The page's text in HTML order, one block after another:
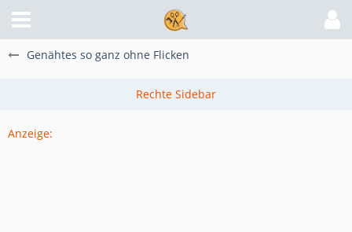
Genähtes so ganz ohne Flicken
Anzeige: